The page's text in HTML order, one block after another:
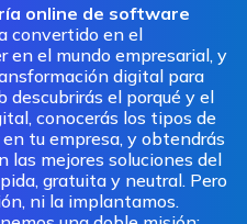
online de software
convertido en el
en el mundo empresarial, y
digital para
descubrirás el porqué y el
conocerás los tipos de
tu empresa, y obtendrás
las mejores soluciones del
gratuita y neutral. Pero
ni la implantamos.